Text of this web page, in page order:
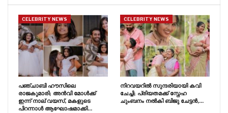
CELEBRITY NEWS
പഞ്ചാബി ഹൗസിലെ
രാജകുമാരി; അൻവി മോൾക്ക്
ഇന്ന് നാല് വയസ്, മകളുടെ
പിറന്നാൾ ആഘോഷമാക്കി…
CELEBRITY NEWS
നിറവയറിൽ സുന്ദരിയായി കവി
ചേച്ചി; പ്രിയതമക്ക് സ്നേഹ
ചുംബനം നൽകി ബിജു ചേട്ടൻ,…